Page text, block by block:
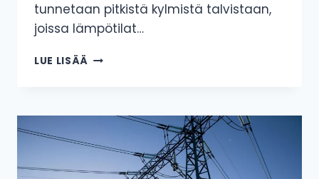
tunnetaan pitkistä kylmistä talvistaan,
joissa lämpötilat…
LUE LISÄÄ KUINKA
ASUNTOJEN
LÄMMITYKSEN